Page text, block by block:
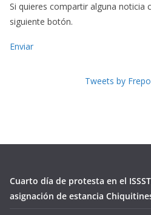
Si quieres compartir alguna noticia
siguiente botón.
Enviar
Tweets by
Cuarto día de protesta en el
asignación de estancia